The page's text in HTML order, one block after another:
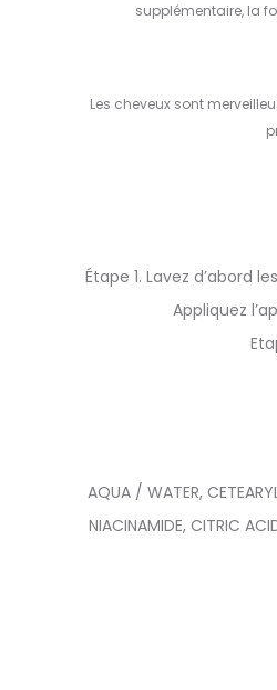
supplémentaire, la
Les cheveux sont
Étape 1. Lavez d’abord
Appliquez
AQUA / WATER,
NIACINAMIDE, CITRIC